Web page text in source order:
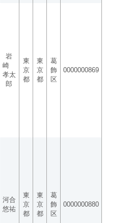
岩
崎
孝太
郎
東
京
都
東
京
都
葛
飾
区
0000000869
河合
悠祐
東
京
都
東
京
都
葛
飾
区
0000000880